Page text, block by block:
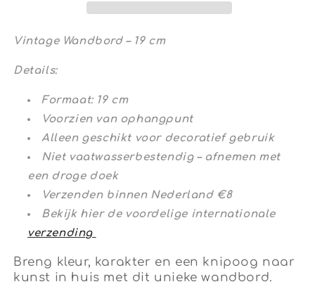
Vintage Wandbord – 19 cm
Details:
Formaat: 19 cm
Voorzien van ophangpunt
Alleen geschikt voor decoratief gebruik
Niet vaatwasserbestendig – afnemen met
een droge doek
Verzenden binnen Nederland €8
Bekijk hier de voordelige internationale
verzending
Breng kleur, karakter en een knipoog naar
kunst in huis met dit unieke wandbord.